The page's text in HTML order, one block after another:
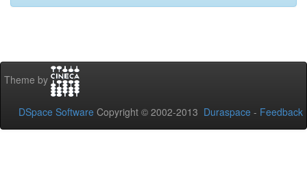
Theme by
DSpace Software Copyright © 2002-2013 Duraspace - Feedback